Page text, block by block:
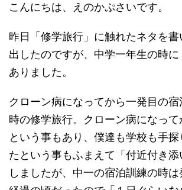
こんにちは、えのかぷさいです。
昨日「修学旅行」に触れたネタを
出したのですが、中学一年生の時
ありました。
クローン病になってから一発目の宿
時の修学旅行。クローン病になって
という事もあり、僕達も学校も手
たという事もふまえて「付近付き
しましたが、中一の宿泊訓練の時